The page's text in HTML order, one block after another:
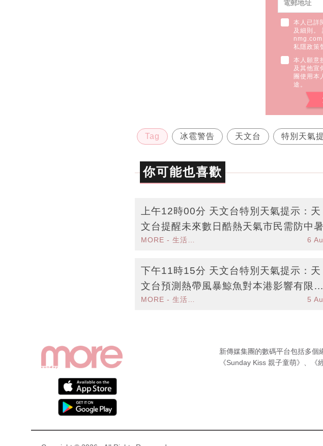
本人已詳
及細則。
私隱政策
本人願意
及其他宣
團使用本
途。
Tag 冰雹警告 天文台 特別天氣
你可能也喜歡
上午12時00分 天文台特別天氣提示：天
文台提醒未來數日酷熱天氣市民需防中暑
6
下午11時15分 天文台特別天氣提示：天
文台預測熱帶風暴鯨魚對本港影響有限市
民需防酷熱天氣
MORE - 生活品味 5
新傳媒集團的數碼平台包括多個
《Sunday Kiss 親子童萌》 、 《